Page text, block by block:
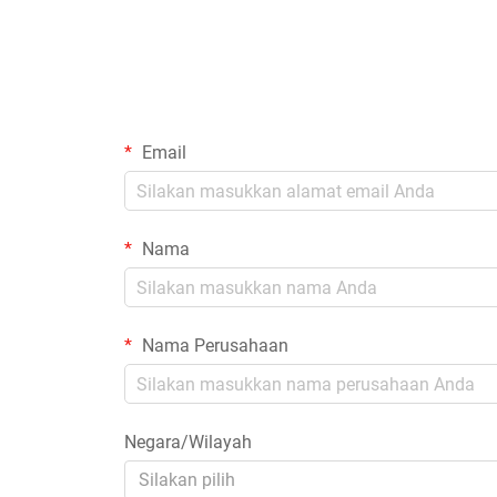
Email
Nama
Nama Perusahaan
Negara/Wilayah
Silakan pilih